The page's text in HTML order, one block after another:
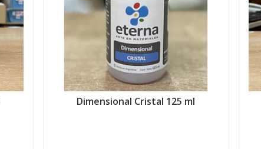
Dimensional Cristal 125 ml